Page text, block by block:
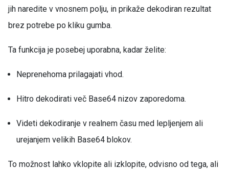
jih naredite v vnosnem polju, in prikaže dekodiran rezultat
brez potrebe po kliku gumba.
Ta funkcija je posebej uporabna, kadar želite:
Neprenehoma prilagajati vhod.
Hitro dekodirati več Base64 nizov zaporedoma.
Videti dekodiranje v realnem času med lepljenjem ali
urejanjem velikih Base64 blokov.
To možnost lahko vklopite ali izklopite, odvisno od tega, ali